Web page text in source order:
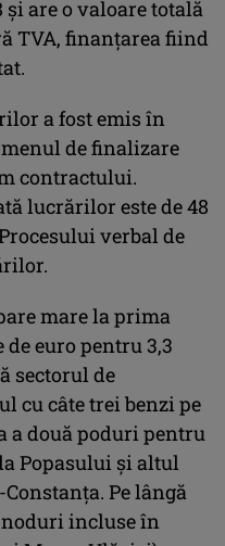
are o valoare totală
TVA, finanțarea fiind
a fost emis în
de finalizare
contractului.
lucrărilor este de 48
verbal de
mare la prima
euro pentru 3,3
sectorul de
cu câte trei benzi pe
a două poduri pentru
Popasului şi altul
Pe lângă
incluse în